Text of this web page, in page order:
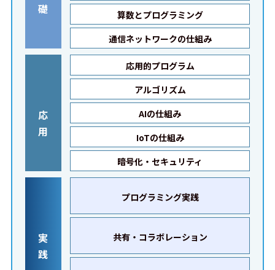
礎
算数とプログラミング
通信ネットワークの仕組み
応
用
応用的プログラム
アルゴリズム
AIの仕組み
IoTの仕組み
暗号化・セキュリティ
実
践
プログラミング実践
共有・コラボレーション